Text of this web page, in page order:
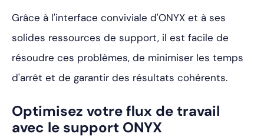
Grâce à l'interface conviviale d'ONYX et à ses
solides ressources de support, il est facile de
résoudre ces problèmes, de minimiser les temps
d'arrêt et de garantir des résultats cohérents.
Optimisez votre flux de travail
avec le support ONYX